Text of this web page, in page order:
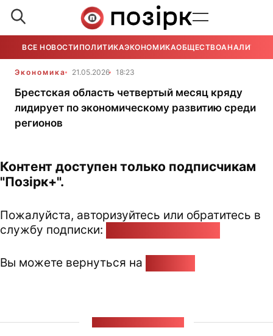
ВСЕ НОВОСТИ ПОЛИТИКАЭКОНОМИКАОБЩЕСТВОАНАЛИТИКА
Экономика 21.05.2026 18:23
Брестская область четвертый месяц кряду
лидирует по экономическому развитию среди
регионов
Контент доступен только подписчикам
"Позірк+".
Пожалуйста, авторизуйтесь или обратитесь в
службу подписки:
Вы можете вернуться на